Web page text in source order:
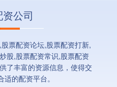
公司
票配资论坛,股票配资打新,
股,股票配资常识,股票配资
了丰富的资源信息，使得交
的配资平台。